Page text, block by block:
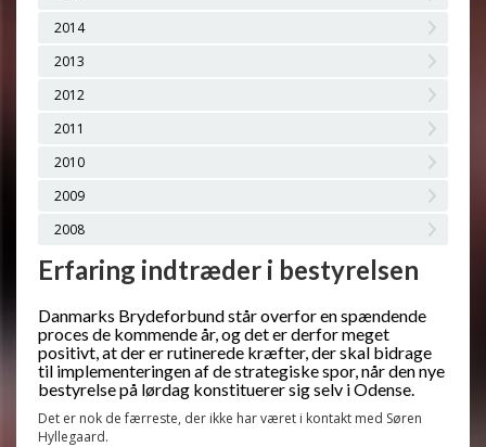
2014
2013
2012
2011
2010
2009
2008
Erfaring indtræder i bestyrelsen
Danmarks Brydeforbund står overfor en spændende
proces de kommende år, og det er derfor meget
positivt, at der er rutinerede kræfter, der skal bidrage
til implementeringen af de strategiske spor, når den nye
bestyrelse på lørdag konstituerer sig selv i Odense.
Det er nok de færreste, der ikke har været i kontakt med Søren
Hyllegaard.